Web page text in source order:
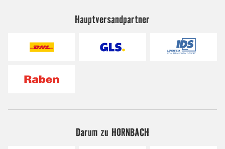
Hauptversandpartner
Darum zu HORNBACH